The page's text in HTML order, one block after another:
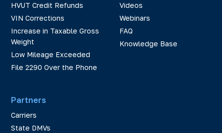
HVUT Credit Refunds
VIN Corrections
Increase in Taxable Gross
Weight
Low Mileage Exceeded
File 2290 Over the Phone
Partners
Carriers
State DMVs
Videos
Webinars
FAQ
Knowledge Base